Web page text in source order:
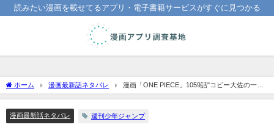
読みたい漫画を載せてるアプリ・電子書籍サービスがすぐに見つかる
ホーム 漫画最新話ネタバレ
漫画「ONE PIECE」1059話"コビー大佐の一
件"｜最新話ネタバレと感想
漫画最新話ネタバレ 週刊少年ジャンプ